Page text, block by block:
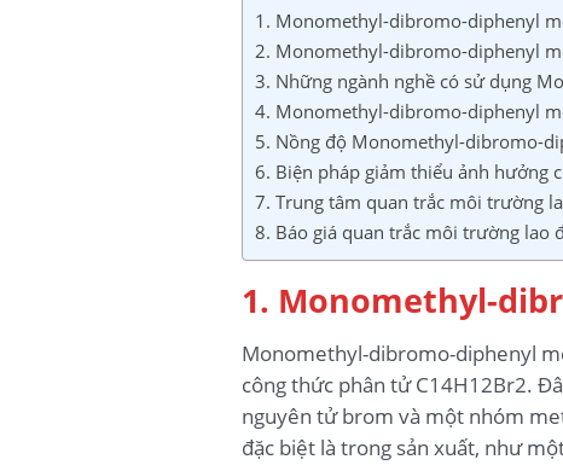
1. Monomethyl-dibromo-diphenyl
2. Monomethyl-dibromo-diphenyl
3. Những ngành nghề có sử dụng
4. Monomethyl-dibromo-diphenyl
5. Nồng độ Monomethyl-dibromo-
6. Biện pháp giảm thiểu ảnh hưởng
7. Trung tâm quan trắc môi trường
8. Báo giá quan trắc môi trường lao
1. Monomethyl-
Monomethyl-dibromo-diphenyl
công thức phân tử C14H12Br2.
nguyên tử brom và một nhóm
đặc biệt là trong sản xuất, như